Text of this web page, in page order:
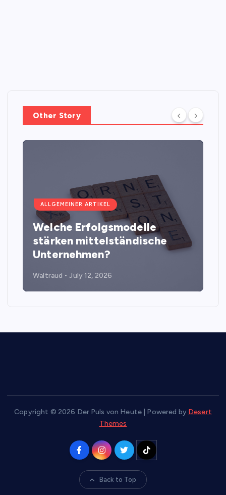
Other Story
ALLGEMEINER ARTIKEL
Welche Erfolgsmodelle
stärken mittelständische
Unternehmen?
Waltraud July 12, 2026
Copyright © 2026 Der Puls von Heute | Powered by Desert
Themes
Back to Top